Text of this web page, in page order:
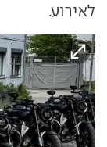
לאירוע.